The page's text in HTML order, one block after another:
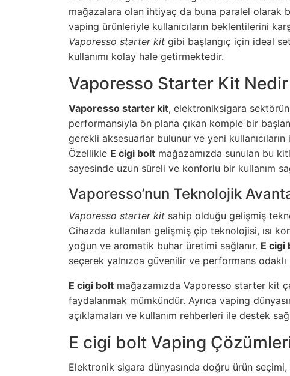
mağazalara olan ihtiyaç da buna paralel olarak
vaping ürünleriyle kullanıcıların beklentilerini
Vaporesso starter kit gibi başlangıç için ideal
kullanımı kolay hale getirmektedir.
Vaporesso Starter Kit
Vaporesso starter kit, elektroniksigara
performansıyla ön plana çıkan komple bir
gerekli aksesuarlar bulunur ve yeni
Özellikle E cigi bolt mağazamızda sunulan bu
sayesinde uzun süreli ve konforlu bir kullanım
Vaporesso’nun Teknolojik
Vaporesso starter kit sahip olduğu gelişmiş
Cihazda kullanılan gelişmiş çip teknolojisi, ısı
yoğun ve aromatik buhar üretimi sağlanır. E cigi
seçerek yalnızca güvenilir ve performans
E cigi bolt mağazamızda Vaporesso starter kit
faydalanmak mümkündür. Ayrıca vaping
açıklamaları ve kullanım rehberleri ile destek
E cigi bolt Vaping
Elektronik sigara dünyasında doğru ürün